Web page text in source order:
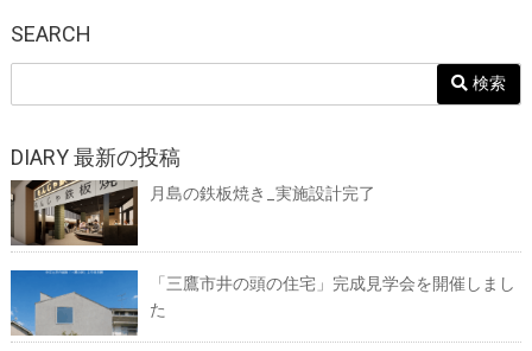
SEARCH
検索
DIARY 最新の投稿
月島の鉄板焼き_実施設計完了
「三鷹市井の頭の住宅」完成見学会を開催しまし
た